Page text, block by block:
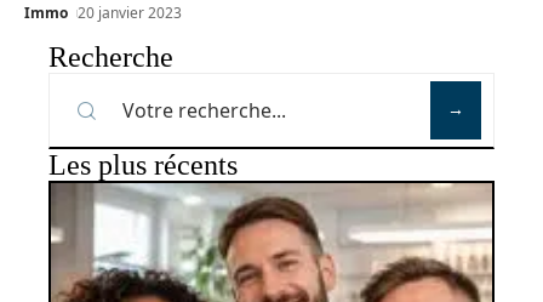
Immo 20 janvier 2023
Recherche
Les plus récents